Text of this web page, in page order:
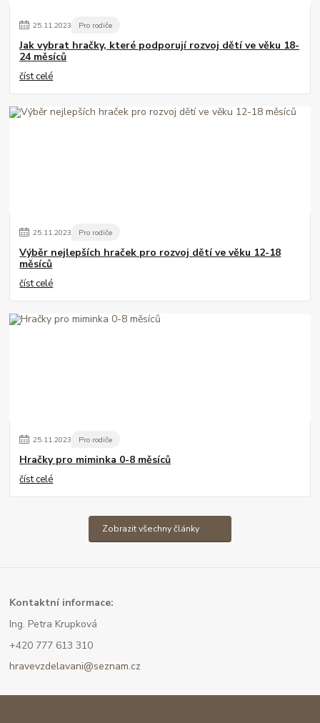
25.11.2023 Pro rodiče
Jak vybrat hračky, které podporují rozvoj dětí ve věku 18-
24 měsíců
číst celé
25.11.2023 Pro rodiče
Výběr nejlepších hraček pro rozvoj dětí ve věku 12-18
měsíců
číst celé
25.11.2023 Pro rodiče
Hračky pro miminka 0-8 měsíců
číst celé
Zobrazit všechny články
Kontaktní informace:
Ing. Petra Krupková
+420 777 613 310
hravevzdelavani@seznam.cz